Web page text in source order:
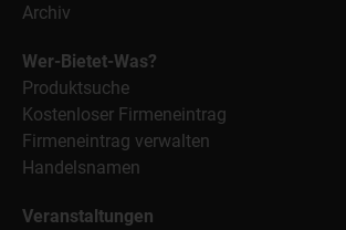
Archiv
Wer-Bietet-Was?
Produktsuche
Kostenloser Firmeneintrag
Firmeneintrag verwalten
Handelsnamen
Veranstaltungen